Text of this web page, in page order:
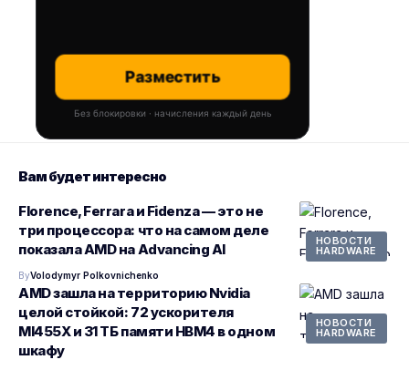
Разместить
Без блокировки · начисления каждый день
Вам будет интересно
НОВОСТИ
HARDWARE
Florence, Ferrara и Fidenza — это не
три процессора: что на самом деле
показала AMD на Advancing AI
ByVolodymyr Polkovnichenko
НОВОСТИ
HARDWARE
AMD зашла на территорию Nvidia
целой стойкой: 72 ускорителя
MI455X и 31 ТБ памяти HBM4 в одном
шкафу